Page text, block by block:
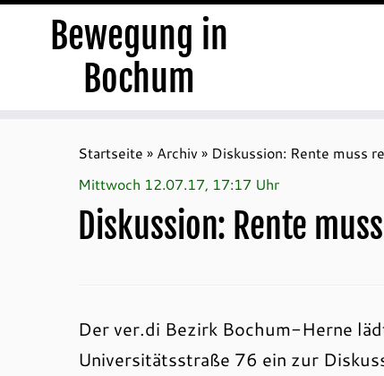
Bewegung in
Bochum
Startseite » Archiv » Diskussion: Rente muss
Mittwoch 12.07.17, 17:17 Uhr
Diskussion: Rente
Der ver.di Bezirk Bochum-Herne
Universitätsstraße 76 ein zur